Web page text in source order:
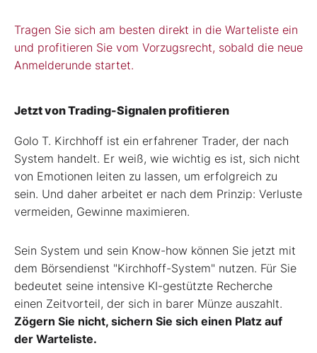
Tragen Sie sich am besten direkt in die Warteliste ein
und profitieren Sie vom Vorzugsrecht, sobald die neue
Anmelderunde startet.
Jetzt von Trading-Signalen profitieren
Golo T. Kirchhoff ist ein erfahrener Trader, der nach
System handelt. Er weiß, wie wichtig es ist, sich nicht
von Emotionen leiten zu lassen, um erfolgreich zu
sein. Und daher arbeitet er nach dem Prinzip: Verluste
vermeiden, Gewinne maximieren.
Sein System und sein Know-how können Sie jetzt mit
dem Börsendienst "Kirchhoff-System" nutzen. Für Sie
bedeutet seine intensive KI-gestützte Recherche
einen Zeitvorteil, der sich in barer Münze auszahlt.
Zögern Sie nicht, sichern Sie sich einen Platz auf
der Warteliste.